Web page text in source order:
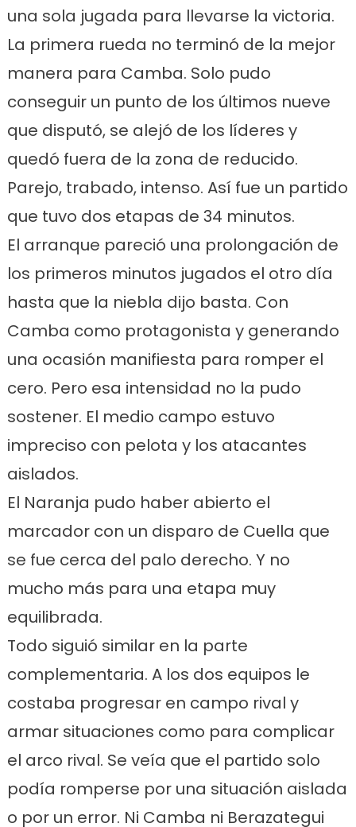
una sola jugada para llevarse la victoria.
La primera rueda no terminó de la mejor
manera para Camba. Solo pudo
conseguir un punto de los últimos nueve
que disputó, se alejó de los líderes y
quedó fuera de la zona de reducido.
Parejo, trabado, intenso. Así fue un partido
que tuvo dos etapas de 34 minutos.
El arranque pareció una prolongación de
los primeros minutos jugados el otro día
hasta que la niebla dijo basta. Con
Camba como protagonista y generando
una ocasión manifiesta para romper el
cero. Pero esa intensidad no la pudo
sostener. El medio campo estuvo
impreciso con pelota y los atacantes
aislados.
El Naranja pudo haber abierto el
marcador con un disparo de Cuella que
se fue cerca del palo derecho. Y no
mucho más para una etapa muy
equilibrada.
Todo siguió similar en la parte
complementaria. A los dos equipos le
costaba progresar en campo rival y
armar situaciones como para complicar
el arco rival. Se veía que el partido solo
podía romperse por una situación aislada
o por un error. Ni Camba ni Berazategui